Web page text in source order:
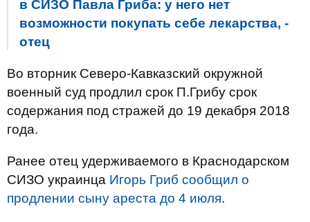
в СИЗО Павла Гриба: у него нет
возможности покупать себе лекарства, -
отец
Во вторник Северо-Кавказский окружной
военный суд продлил срок П.Грибу срок
содержания под стражей до 19 декабря 2018
года.
Ранее отец удерживаемого в Краснодарском
СИЗО украинца Игорь Гриб сообщил о
продлении сыну ареста до 4 июля.